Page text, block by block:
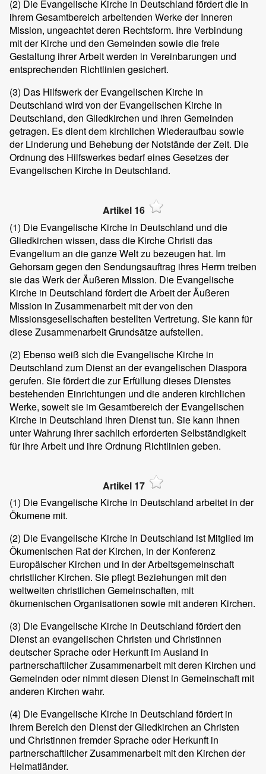
(2) Die Evangelische Kirche in Deutschland fördert die in
ihrem Gesamtbereich arbeitenden Werke der Inneren
Mission, ungeachtet deren Rechtsform. Ihre Verbindung
mit der Kirche und den Gemeinden sowie die freie
Gestaltung ihrer Arbeit werden in Vereinbarungen und
entsprechenden Richtlinien gesichert.
(3) Das Hilfswerk der Evangelischen Kirche in
Deutschland wird von der Evangelischen Kirche in
Deutschland, den Gliedkirchen und ihren Gemeinden
getragen. Es dient dem kirchlichen Wiederaufbau sowie
der Linderung und Behebung der Notstände der Zeit. Die
Ordnung des Hilfswerkes bedarf eines Gesetzes der
Evangelischen Kirche in Deutschland.
Artikel 16
(1) Die Evangelische Kirche in Deutschland und die
Gliedkirchen wissen, dass die Kirche Christi das
Evangelium an die ganze Welt zu bezeugen hat. Im
Gehorsam gegen den Sendungsauftrag ihres Herrn treiben
sie das Werk der Äußeren Mission. Die Evangelische
Kirche in Deutschland fördert die Arbeit der Äußeren
Mission in Zusammenarbeit mit der von den
Missionsgesellschaften bestellten Vertretung. Sie kann für
diese Zusammenarbeit Grundsätze aufstellen.
(2) Ebenso weiß sich die Evangelische Kirche in
Deutschland zum Dienst an der evangelischen Diaspora
gerufen. Sie fördert die zur Erfüllung dieses Dienstes
bestehenden Einrichtungen und die anderen kirchlichen
Werke, soweit sie im Gesamtbereich der Evangelischen
Kirche in Deutschland ihren Dienst tun. Sie kann ihnen
unter Wahrung ihrer sachlich erforderten Selbständigkeit
für ihre Arbeit und ihre Ordnung Richtlinien geben.
Artikel 17
(1) Die Evangelische Kirche in Deutschland arbeitet in der
Ökumene mit.
(2) Die Evangelische Kirche in Deutschland ist Mitglied im
Ökumenischen Rat der Kirchen, in der Konferenz
Europäischer Kirchen und in der Arbeitsgemeinschaft
christlicher Kirchen. Sie pflegt Beziehungen mit den
weltweiten christlichen Gemeinschaften, mit
ökumenischen Organisationen sowie mit anderen Kirchen.
(3) Die Evangelische Kirche in Deutschland fördert den
Dienst an evangelischen Christen und Christinnen
deutscher Sprache oder Herkunft im Ausland in
partnerschaftlicher Zusammenarbeit mit deren Kirchen und
Gemeinden oder nimmt diesen Dienst in Gemeinschaft mit
anderen Kirchen wahr.
(4) Die Evangelische Kirche in Deutschland fördert in
ihrem Bereich den Dienst der Gliedkirchen an Christen
und Christinnen fremder Sprache oder Herkunft in
partnerschaftlicher Zusammenarbeit mit den Kirchen der
Heimatländer.